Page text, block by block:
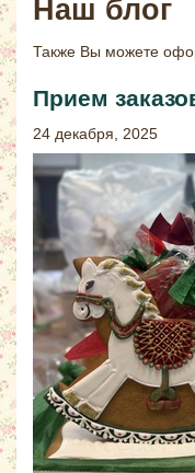
Наш блог
Также Вы можете
Прием
24 декабря, 2025